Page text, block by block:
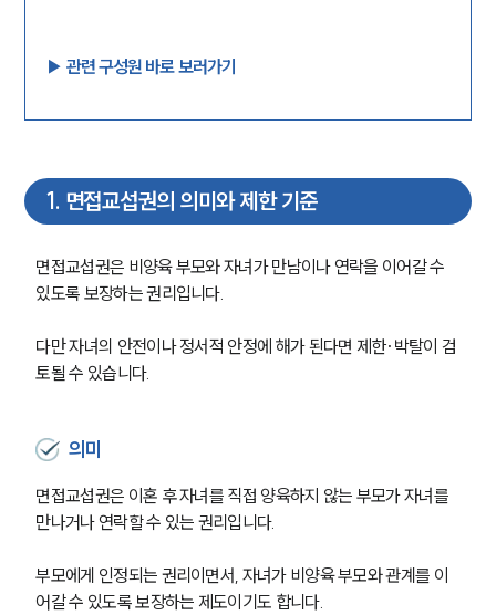
▶︎ 관련 구성원 바로 보러가기
1. 면접교섭권의 의미와 제한 기준
면접교섭권은 비양육 부모와 자녀가 만남이나 연락을 이어갈 수
있도록 보장하는 권리입니다.
다만 자녀의 안전이나 정서적 안정에 해가 된다면 제한·박탈이 검
토될 수 있습니다.
의미
면접교섭권은 이혼 후 자녀를 직접 양육하지 않는 부모가 자녀를
만나거나 연락할 수 있는 권리입니다.
부모에게 인정되는 권리이면서, 자녀가 비양육 부모와 관계를 이
어갈 수 있도록 보장하는 제도이기도 합니다.